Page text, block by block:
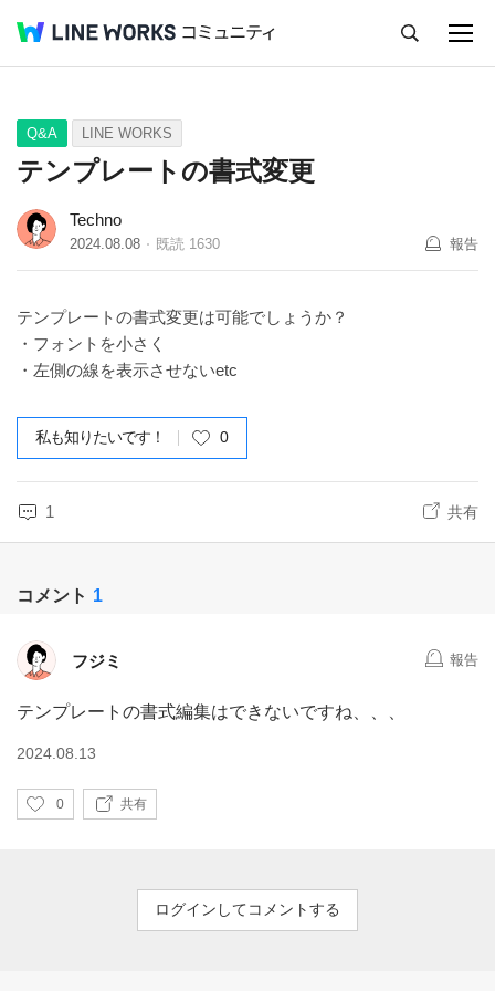
Q&A Tips Ideas
Q&A LINE WORKS
テンプレートの書式変更
Techno
2024.08.08 既読 1630 報告
テンプレートの書式変更は可能でしょうか？
・フォントを小さく
・左側の線を表示させないetc
私も知りたいです！ 0
1 共有
コメント 1
フジミ 報告
テンプレートの書式編集はできないですね、、、
2024.08.13
い
0 共有
ログインしてコメントする